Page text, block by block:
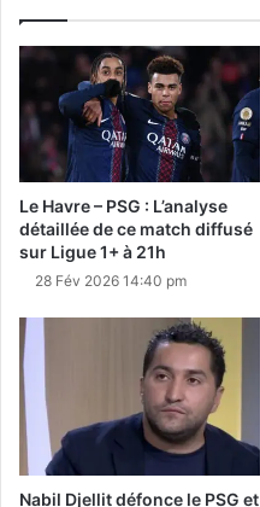
Le Havre – PSG : L’analyse
détaillée de ce match diffusé
sur Ligue 1+ à 21h
28 Fév 2026 14:40 pm
Nabil Djellit défonce le PSG et